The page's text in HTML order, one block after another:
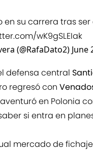
en su carrera tras
wK9gSLEIak
(@RafaDato2) June
defensa central
regresó con
en Polonia
si entra en
mercado de